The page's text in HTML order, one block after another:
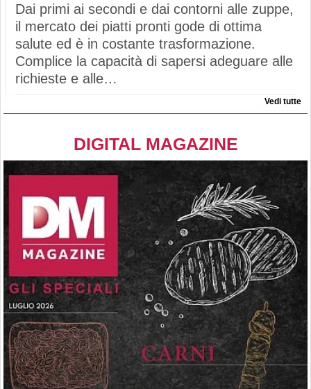
Dai primi ai secondi e dai contorni alle zuppe,
il mercato dei piatti pronti gode di ottima
salute ed è in costante trasformazione.
Complice la capacità di sapersi adeguare alle
richieste e alle…
Vedi tutte
DIGITAL MAGAZINE